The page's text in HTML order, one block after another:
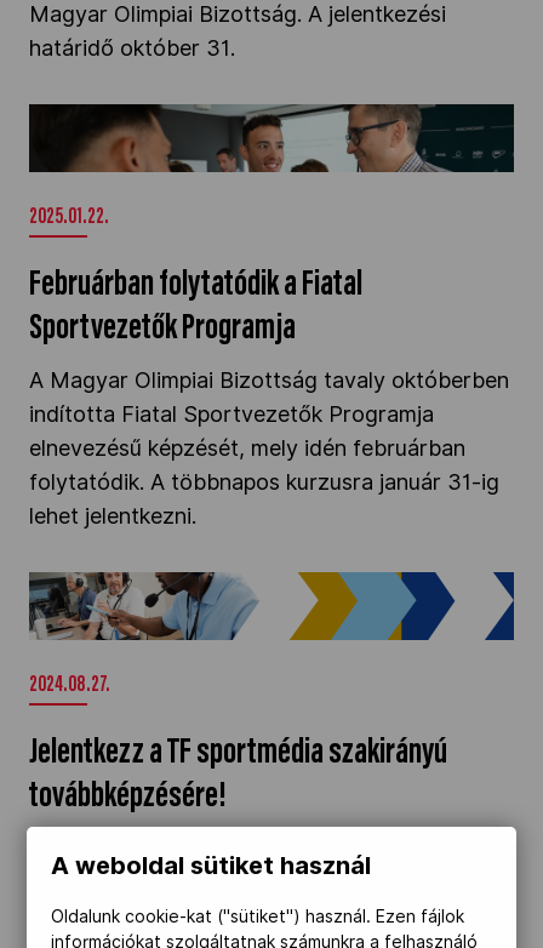
Magyar Olimpiai Bizottság. A jelentkezési
határidő október 31.
Februárban folytatódik a Fiatal Sportvezetők
Programja" />
2025.01.22.
Februárban folytatódik a Fiatal
Sportvezetők Programja
A Magyar Olimpiai Bizottság tavaly októberben
indította Fiatal Sportvezetők Programja
elnevezésű képzését, mely idén februárban
folytatódik. A többnapos kurzusra január 31-ig
lehet jelentkezni.
Jelentkezz a TF sportmédia szakirányú
továbbképzésére!" />
2024.08.27.
Jelentkezz a TF sportmédia szakirányú
továbbképzésére!
Sporttudományi Egyetem (TF) méltán
népszerű, sportriportereket, sportújságírókat
A weboldal sütiket használ
Oldalunk cookie-kat ("sütiket") használ. Ezen fájlok
információkat szolgáltatnak számunkra a felhasználó